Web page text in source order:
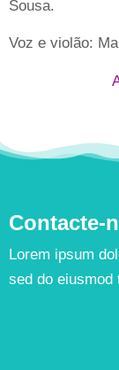
Sousa.
Voz e violão:
Contacte-
Lorem ipsum
sed do eiusmod